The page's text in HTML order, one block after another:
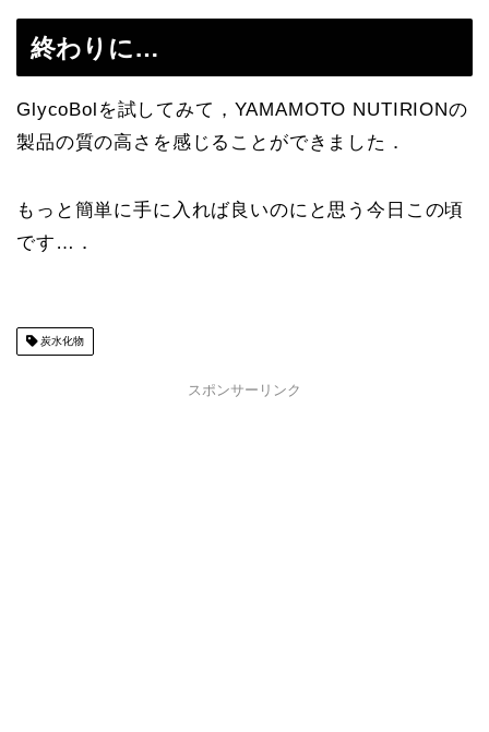
終わりに…
GlycoBolを試してみて，YAMAMOTO NUTIRIONの
製品の質の高さを感じることができました．
もっと簡単に手に入れば良いのにと思う今日この頃
です…．
炭水化物
スポンサーリンク